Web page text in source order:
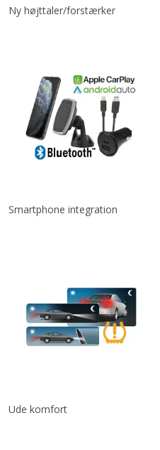
Ny højttaler/forstærker
Smartphone integration
Ude komfort